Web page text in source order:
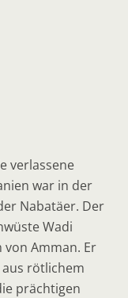
verlassene
war in der
Nabatäer. Der
Wadi
Amman. Er
rötlichem
prächtigen